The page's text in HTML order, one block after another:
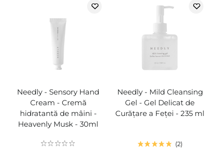
Needly - Sensory Hand
Cream - Cremă
hidratantă de mâini -
Heavenly Musk - 30ml
Needly - Mild Cleansing
Gel - Gel Delicat de
Curățare a Feței - 235 ml
2